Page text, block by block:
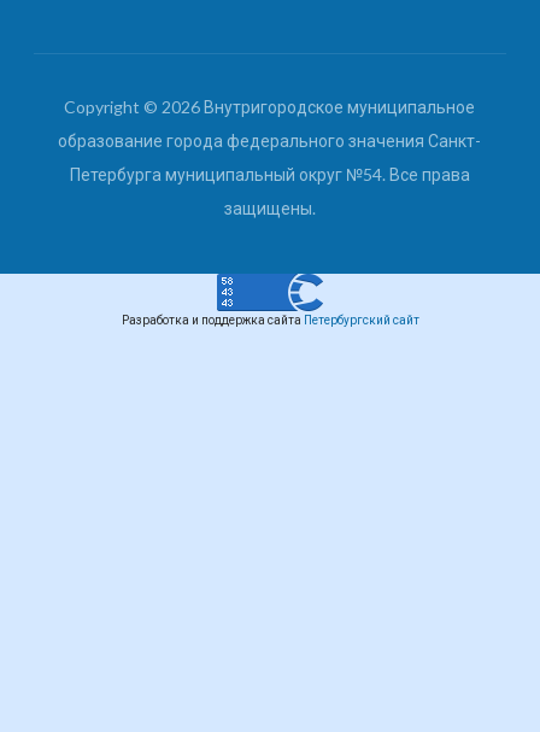
Copyright © 2026 Внутригородское муниципальное
образование города федерального значения Санкт-
Петербурга муниципальный округ №54. Все права
защищены.
Разработка и поддержка сайта Петербургский сайт